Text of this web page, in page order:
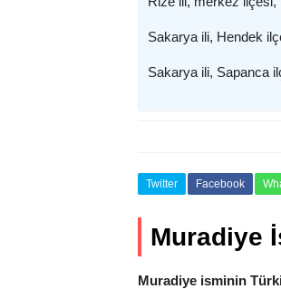
Sakarya ili, Hendek
Sakarya ili, Sapanca
Twitter Facebook
Muradiye
Muradiye isminin